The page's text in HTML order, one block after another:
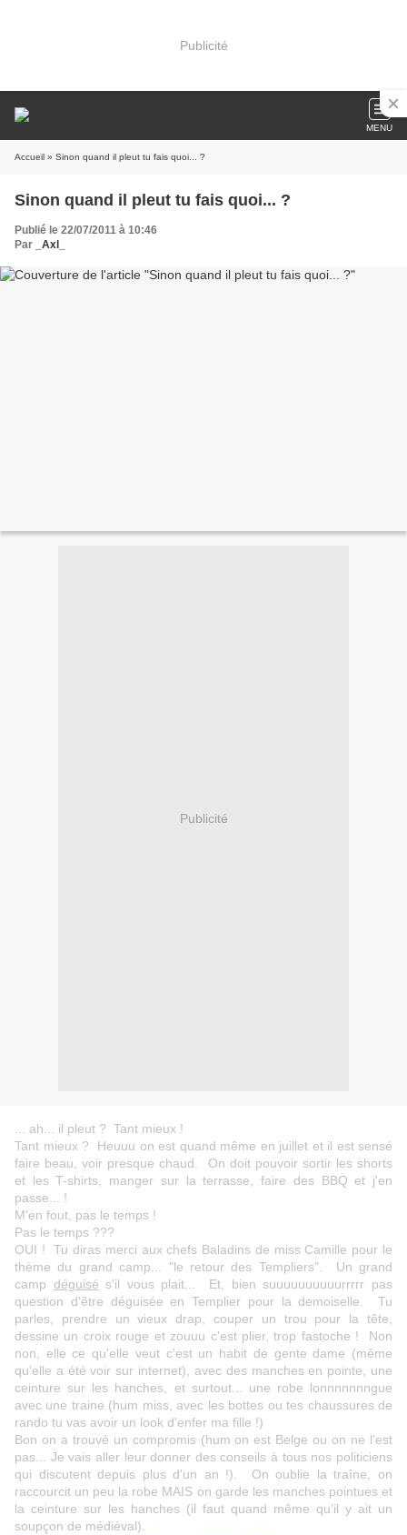
Publicité
MENU
Accueil » Sinon quand il pleut tu fais quoi... ?
Sinon quand il pleut tu fais quoi... ?
Publié le 22/07/2011 à 10:46
Par
_Axl_
Publicité
... ah... il pleut ? Tant mieux !
Tant mieux ? Heuuu on est quand même en juillet et il est sensé
faire beau, voir presque chaud. On doit pouvoir sortir les shorts
et les T-shirts, manger sur la terrasse, faire des BBQ et j'en
passe... !
M'en fout, pas le temps !
Pas le temps ???
OUI ! Tu diras merci aux chefs Baladins de miss Camille pour le
thème du grand camp... "le retour des Templiers". Un grand
camp déguisé s'il vous plait... Et, bien suuuuuuuuuurrrrr pas
question d'être déguisée en Templier pour la demoiselle. Tu
parles, prendre un vieux drap, couper un trou pour la tête,
dessine un croix rouge et zouuu c'est plier, trop fastoche ! Non
non, elle ce qu'elle veut c'est un habit de gente dame (même
qu'elle a été voir sur internet), avec des manches en pointe, une
ceinture sur les hanches, et surtout... une robe lonnnnnnngue
avec une traine (hum miss, avec les bottes ou tes chaussures de
rando tu vas avoir un look d'enfer ma fille !)
Bon on a trouvé un compromis (hum on est Belge ou on ne l'est
pas... Je vais aller leur donner des conseils à tous nos politiciens
qui discutent depuis plus d'un an !). On oublie la traîne, on
raccourcit un peu la robe MAIS on garde les manches pointues et
la ceinture sur les hanches (il faut quand même qu'il y ait un
soupçon de médiéval).